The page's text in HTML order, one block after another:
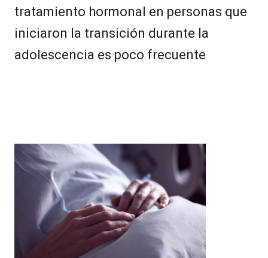
tratamiento hormonal en personas que
iniciaron la transición durante la
adolescencia es poco frecuente